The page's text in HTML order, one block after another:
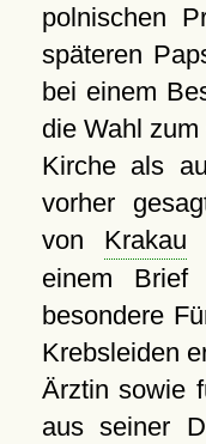
polnischen
späteren
bei einem
die Wahl
Kirche als
vorher
von Krakau
einem
besondere
Krebsleiden
Ärztin sowie
aus seiner